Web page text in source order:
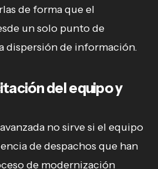
de forma que el
un solo punto de
dispersión de información.
del equipo y
no sirve si el equipo
de despachos que han
de modernización